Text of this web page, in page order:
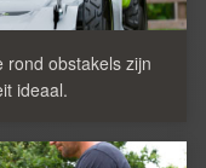
rond obstakels zijn
ideaal.